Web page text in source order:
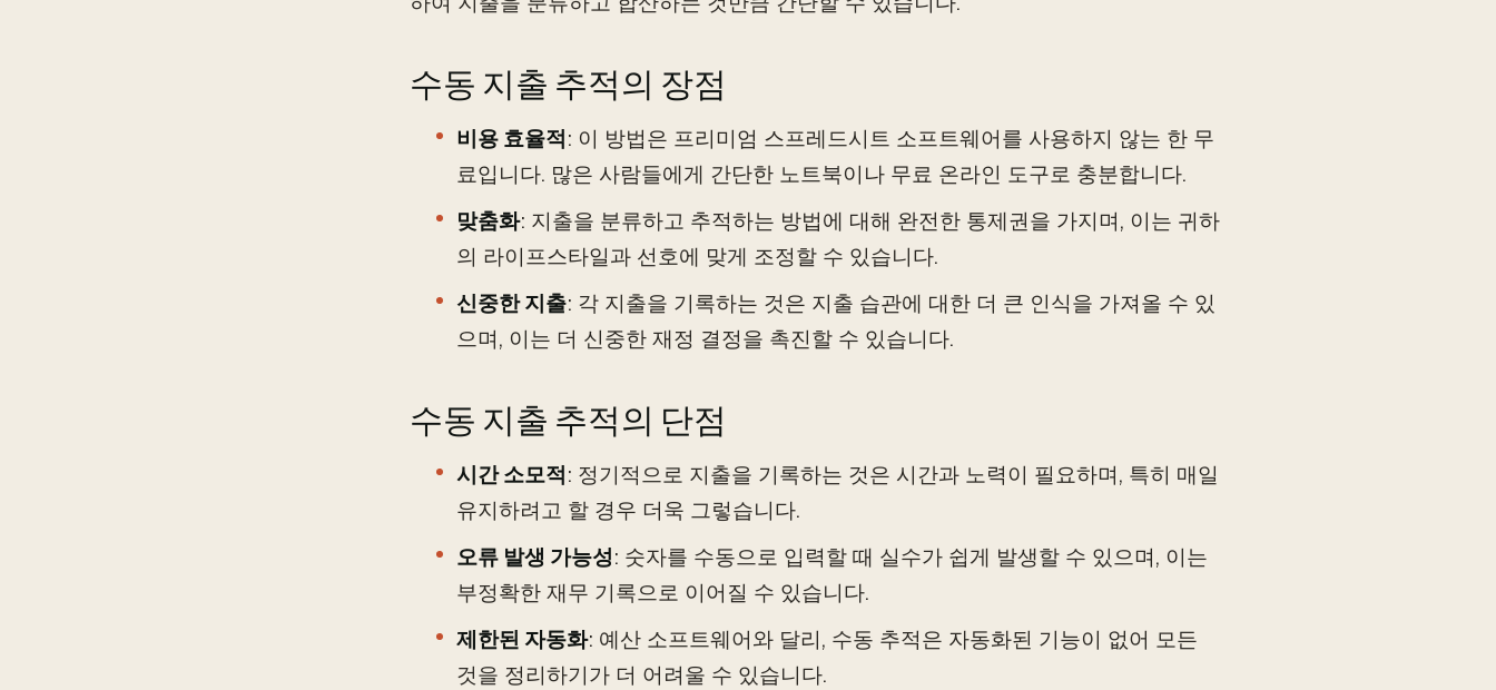
수동 지출 추적의 장점
비용 효율적: 이 방법은 프리미엄 스프레드시트 소프트웨어를 사용하지 않는 한 무
료입니다. 많은 사람들에게 간단한 노트북이나 무료 온라인 도구로 충분합니다.
맞춤화: 지출을 분류하고 추적하는 방법에 대해 완전한 통제권을 가지며, 이는 귀하
의 라이프스타일과 선호에 맞게 조정할 수 있습니다.
신중한 지출: 각 지출을 기록하는 것은 지출 습관에 대한 더 큰 인식을 가져올 수 있
으며, 이는 더 신중한 재정 결정을 촉진할 수 있습니다.
수동 지출 추적의 단점
시간 소모적: 정기적으로 지출을 기록하는 것은 시간과 노력이 필요하며, 특히 매일
유지하려고 할 경우 더욱 그렇습니다.
오류 발생 가능성: 숫자를 수동으로 입력할 때 실수가 쉽게 발생할 수 있으며, 이는
부정확한 재무 기록으로 이어질 수 있습니다.
제한된 자동화: 예산 소프트웨어와 달리, 수동 추적은 자동화된 기능이 없어 모든
것을 정리하기가 더 어려울 수 있습니다.